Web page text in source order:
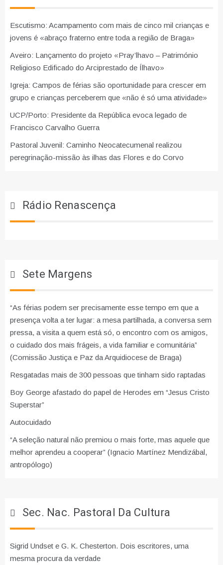
Escutismo: Acampamento com mais de cinco mil crianças e
jovens é «abraço fraterno entre toda a região de Braga»
Aveiro: Lançamento do projeto «Pray’lhavo – Património
Religioso Edificado do Arciprestado de Ílhavo»
Igreja: Campos de férias são oportunidade para crescer em
grupo e crianças perceberem que «não é só uma atividade»
UCP/Porto: Presidente da República evoca legado de
Francisco Carvalho Guerra
Pastoral Juvenil: Caminho Neocatecumenal realizou
peregrinação-missão às ilhas das Flores e do Corvo
Rádio Renascença
Sete Margens
“As férias podem ser precisamente esse tempo em que a
presença volta a ter lugar: a mesa partilhada, a conversa sem
pressa, a visita a quem está só, o encontro com os amigos,
o cuidado dos mais frágeis, a vida familiar e comunitária”
(Comissão Justiça e Paz da Arquidiocese de Braga)
Resgatadas mais de 300 pessoas que tinham sido raptadas
Boy George afastado do papel de Herodes em “Jesus Cristo
Superstar”
Autocuidado
“A seleção natural não premiou o mais forte, mas aquele que
melhor aprendeu a cooperar” (Ignacio Martínez Mendizábal,
antropólogo)
Sec. Nac. Pastoral Da Cultura
Sigrid Undset e G. K. Chesterton. Dois escritores, uma
mesma procura da verdade